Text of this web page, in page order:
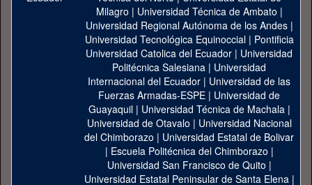
Milagro | Universidad Técnica de Ambato |
Universidad Regional Autónoma de los Andes|
Universidad Tecnológica Equinoccial| Pontificia
Universidad Catolica del Ecuador | Universidad
Politécnica Salesiana | Universidad
Internacional del Ecuador | Universidad de las
Fuerzas Armadas-ESPE | Universidad de
Guayaquil| Universidad Técnica de Machala|
Universidad de Otavalo | Universidad Nacional
del Chimborazo | Universidad Estatal de Bolivar
| Escuela Politécnica del Chimborazo |
Universidad San Francisco de Quito |
Universidad Estatal Peninsular de Santa Elena|